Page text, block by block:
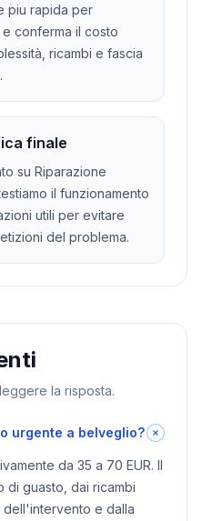
piu rapida per
conferma il costo
ricambi e fascia
finale
su Riparazione
il funzionamento
utili per evitare
del problema.
la risposta.
urgente a belveglio?
da 35 a 70 EUR. Il
guasto, dai ricambi
dell'intervento e dalla